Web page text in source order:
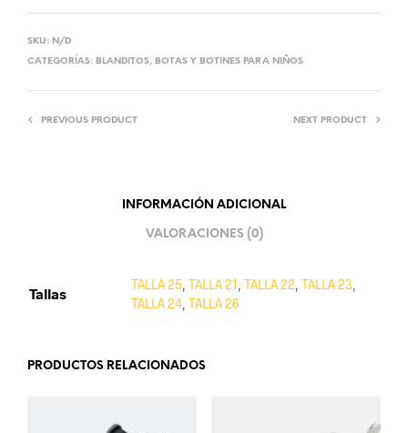
SKU: N/D
CATEGORÍAS: BLANDITOS, BOTAS Y BOTINES PARA NIÑOS
PREVIOUS PRODUCT NEXT PRODUCT
INFORMACIÓN ADICIONAL
VALORACIONES (0)
Tallas
TALLA 25 TALLA 21 TALLA 22 TALLA 23
TALLA 24 TALLA 26
PRODUCTOS RELACIONADOS